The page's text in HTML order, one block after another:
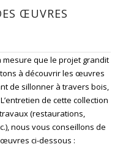
ŒUVRES
que le projet grandit
à découvrir les œuvres
de sillonner à travers bois,
de cette collection
(restaurations,
nous vous conseillons de
ci-dessous :